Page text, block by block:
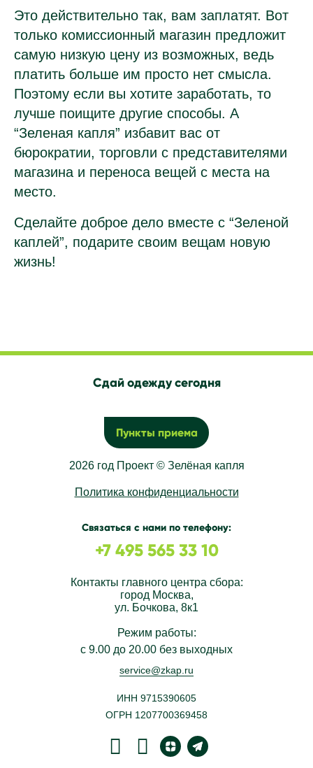
Это действительно так, вам заплатят. Вот
только комиссионный магазин предложит
самую низкую цену из возможных, ведь
платить больше им просто нет смысла.
Поэтому если вы хотите заработать, то
лучше поищите другие способы. А
“Зеленая капля” избавит вас от
бюрократии, торговли с представителями
магазина и переноса вещей с места на
место.
Сделайте доброе дело вместе с “Зеленой
каплей”, подарите своим вещам новую
жизнь!
Сдай одежду сегодня
Пункты приема
2026 год Проект © Зелёная капля
Политика конфиденциальности
Связаться с нами по телефону:
+7 495 565 33 10
Контакты главного центра сбора:
город Москва,
ул. Бочкова, 8к1
Режим работы:
с 9.00 до 20.00 без выходных
service@zkap.ru
ИНН 9715390605
ОГРН 1207700369458